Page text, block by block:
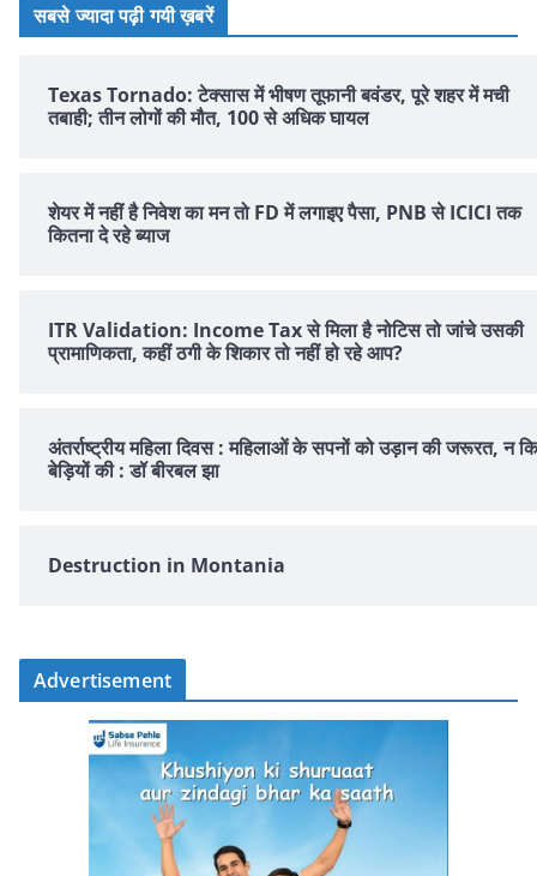
सबसे ज्यादा पढ़ी गयी ख़बरें
Texas Tornado: टेक्सास में भीषण तूफानी बवंडर, पूरे शहर में मची
तबाही; तीन लोगों की मौत, 100 से अधिक घायल
शेयर में नहीं है न‍िवेश का मन तो FD में लगाइए पैसा, PNB से ICICI तक
क‍ितना दे रहे ब्‍याज
ITR Validation: Income Tax से मिला है नोटिस तो जांचे उसकी
प्रामाणिकता, कहीं ठगी के शिकार तो नहीं हो रहे आप?
अंतर्राष्ट्रीय महिला दिवस : महिलाओं के सपनों को उड़ान की जरूरत, न कि
बेड़ियों की : डॉ बीरबल झा
Destruction in Montania
Advertisement